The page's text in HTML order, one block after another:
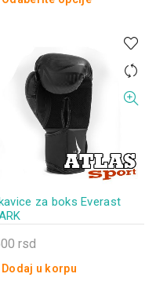
za boks Everast
rsd
Dodaj u korpu